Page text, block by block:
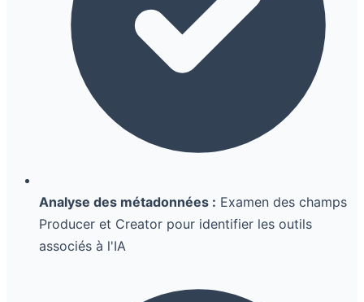
Analyse des métadonnées : Examen des champs
Producer et Creator pour identifier les outils
associés à l'IA